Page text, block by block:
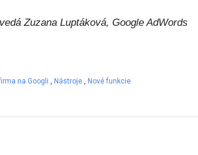
Zuzana Luptáková, Google AdWords
na Googli , Nástroje , Nové funkcie